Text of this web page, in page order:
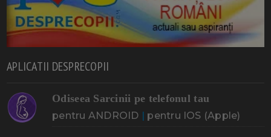
APLICATII DESPRECOPII
Odiseea Sarcinii pe telefonul tau
pentru ANDROID pentru IOS (Apple)